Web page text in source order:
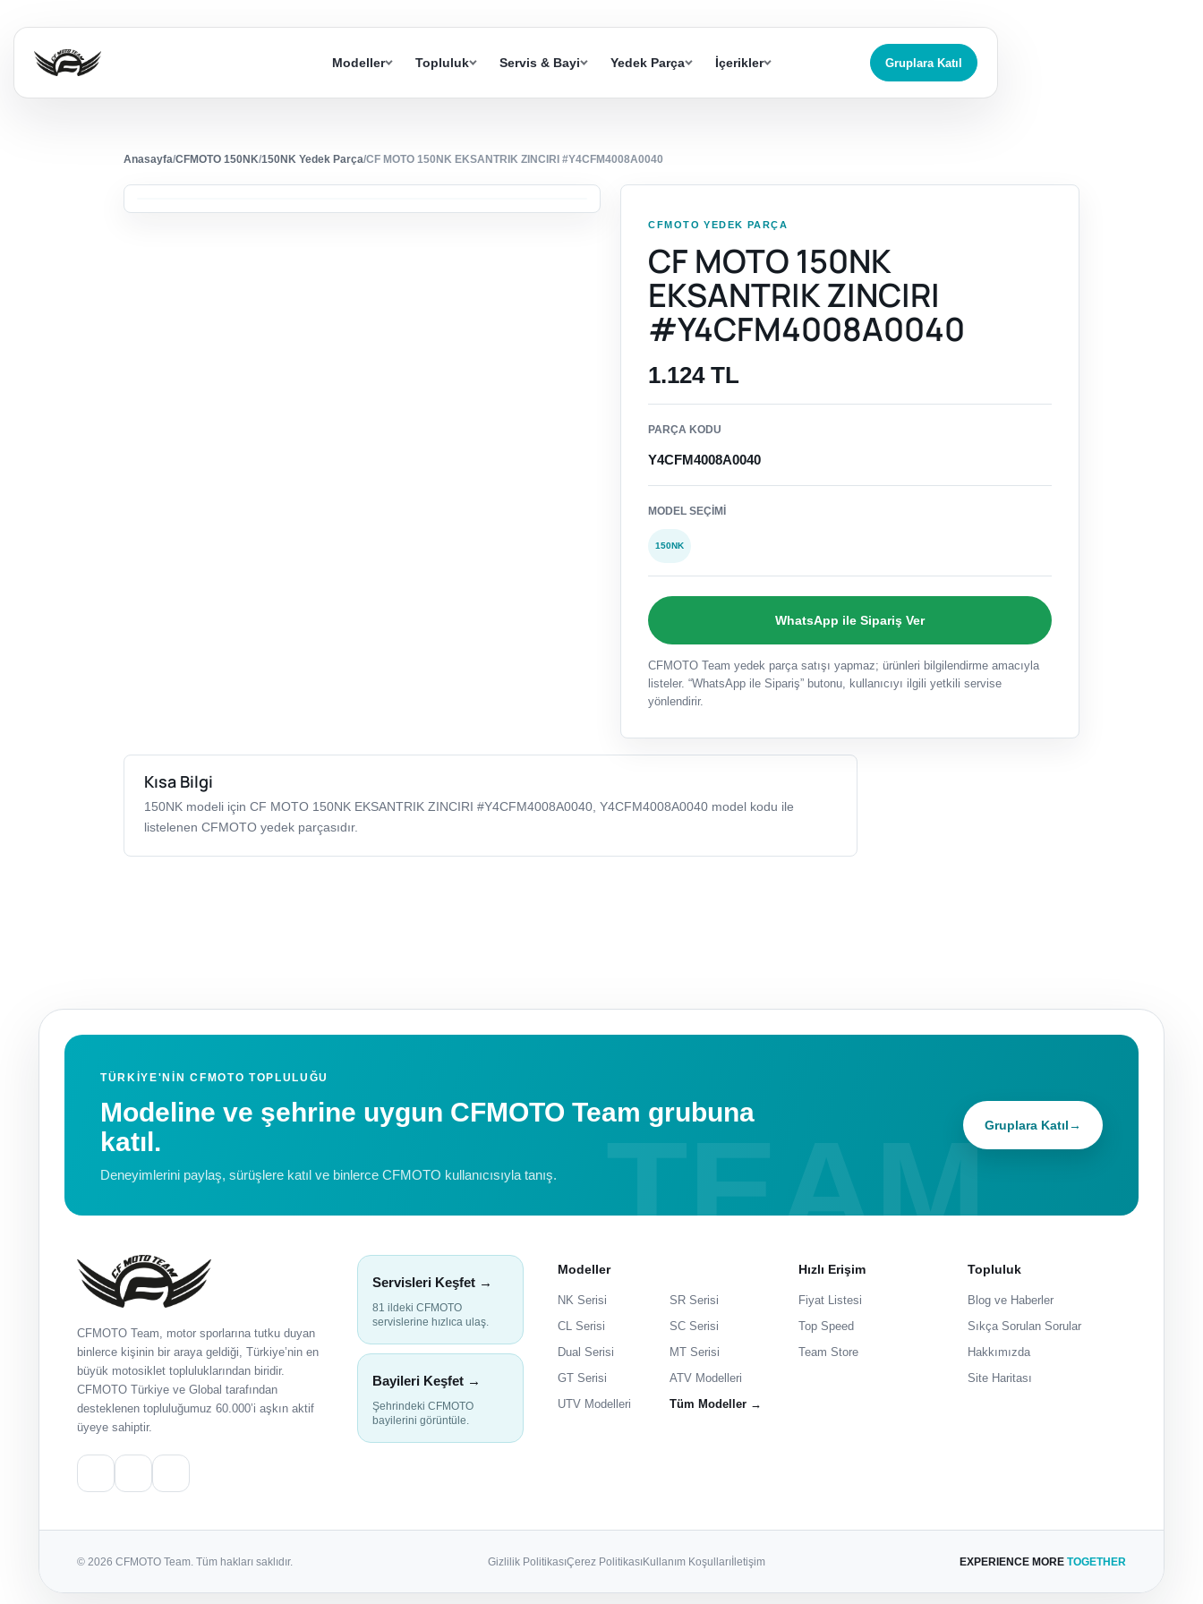
Modeller Topluluk Servis & Bayi Yedek Parça İçerikler Gruplara Katıl
Anasayfa/CFMOTO 150NK/150NK Yedek Parça/CF MOTO 150NK EKSANTRIK ZINCIRI #Y4CFM4008A0040
CFMOTO YEDEK PARÇA
CF MOTO 150NK
EKSANTRIK ZINCIRI
#Y4CFM4008A0040
1.124 TL
PARÇA KODU
Y4CFM4008A0040
MODEL SEÇIMI
150NK
WhatsApp ile Sipariş Ver
CFMOTO Team yedek parça satışı yapmaz; ürünleri bilgilendirme amacıyla
listeler. “WhatsApp ile Sipariş” butonu, kullanıcıyı ilgili yetkili servise
yönlendirir.
Kısa Bilgi
150NK modeli için CF MOTO 150NK EKSANTRIK ZINCIRI #Y4CFM4008A0040, Y4CFM4008A0040 model kodu ile
listelenen CFMOTO yedek parçasıdır.
TÜRKIYE'NIN CFMOTO TOPLULUĞU
Modeline ve şehrine uygun CFMOTO Team grubuna
katıl.
Deneyimlerini paylaş, sürüşlere katıl ve binlerce CFMOTO kullanıcısıyla tanış.
Gruplara Katıl→
CFMOTO Team, motor sporlarına tutku duyan
binlerce kişinin bir araya geldiği, Türkiye’nin en
büyük motosiklet topluluklarından biridir.
CFMOTO Türkiye ve Global tarafından
desteklenen topluluğumuz 60.000’i aşkın aktif
üyeye sahiptir.
Servisleri Keşfet →
81 ildeki CFMOTO
servislerine hızlıca ulaş.
Bayileri Keşfet →
Şehrindeki CFMOTO
bayilerini görüntüle.
Modeller
NK Serisi
SR Serisi
CL Serisi
SC Serisi
Dual Serisi
MT Serisi
GT Serisi
ATV Modelleri
UTV Modelleri
Tüm Modeller →
Hızlı Erişim
Fiyat Listesi
Top Speed
Team Store
Topluluk
Blog ve Haberler
Sıkça Sorulan Sorular
Hakkımızda
Site Haritası
© 2026 CFMOTO Team. Tüm hakları saklıdır. Gizlilik PolitikasıÇerez PolitikasıKullanım Koşullarıİletişim EXPERIENCE MORE TOGETHER